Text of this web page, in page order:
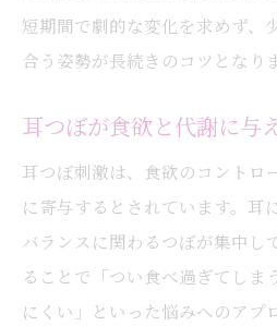
短期間で劇的な変化を求めず、
合う姿勢が長続きのコツとなり
耳つぼが食欲と代謝に与
耳つぼ刺激は、食欲のコントロ
に寄与するとされています。耳
バランスに関わるつぼが集中し
ることで「つい食べ過ぎてしま
にくい」といった悩みへのアプ